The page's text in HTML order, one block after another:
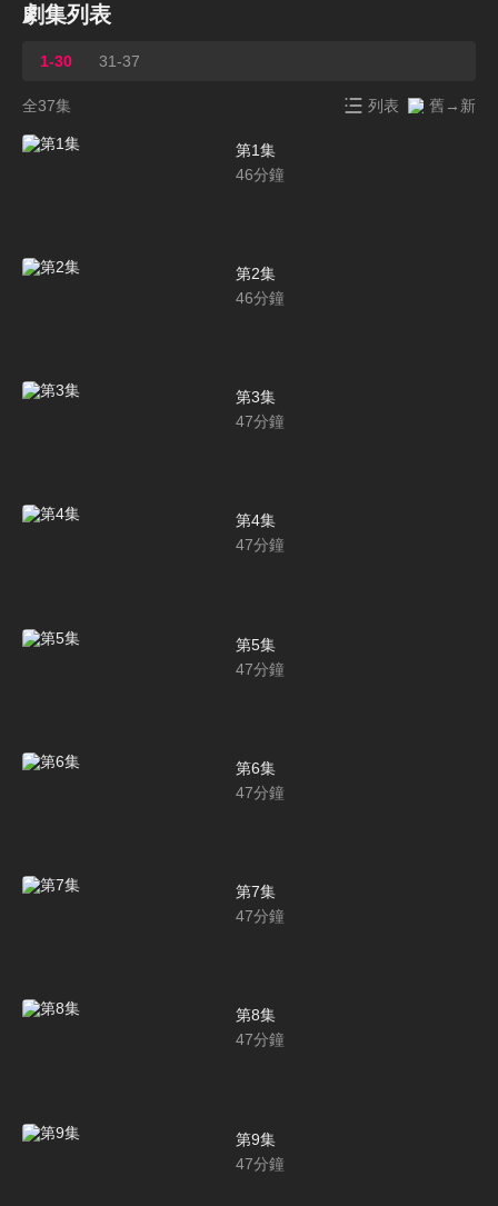
劇集列表
1-30 31-37
全37集 列表 舊→新
第1集
46分鐘
第2集
46分鐘
第3集
47分鐘
第4集
47分鐘
第5集
47分鐘
第6集
47分鐘
第7集
47分鐘
第8集
47分鐘
第9集
47分鐘